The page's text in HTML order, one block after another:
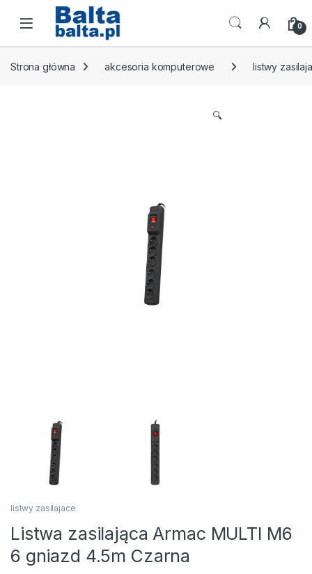
Skip to navigation
Skip to content
Open 0
Strona główna akcesoria komputerowe listwy
🔍
listwy zasilajace
Listwa zasilająca Armac MULTI M6
6 gniazd 4.5m Czarna